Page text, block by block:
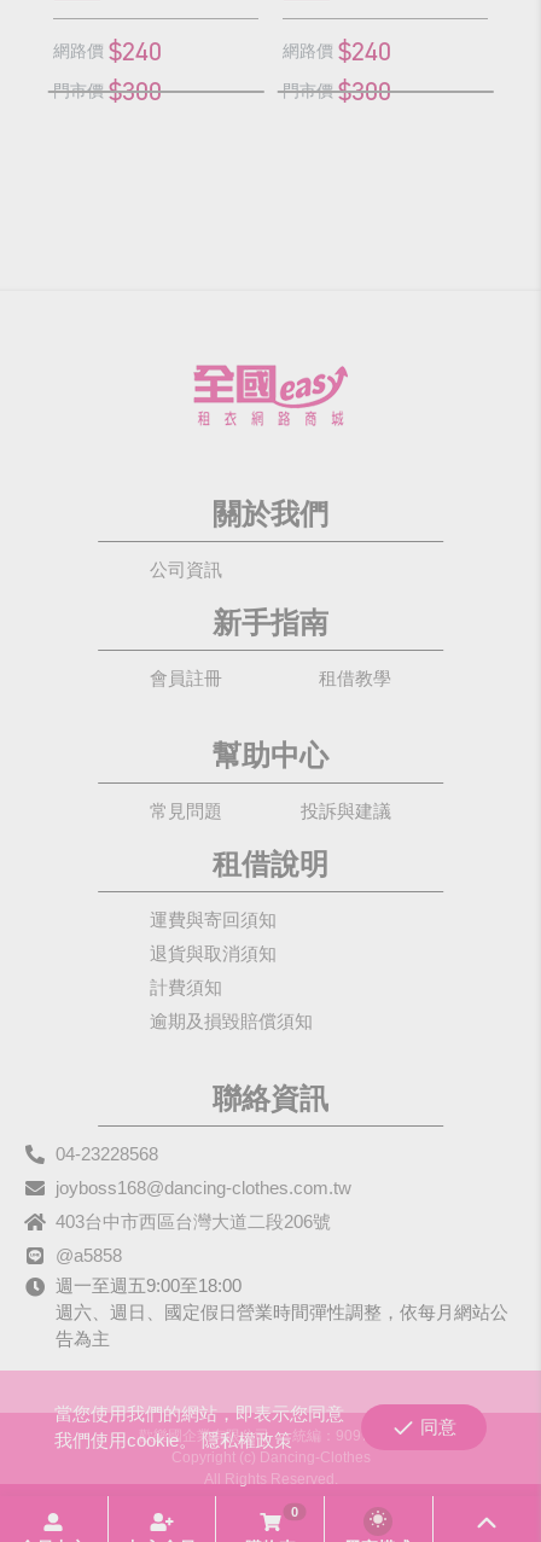
網路價 $240
門市價 $300
網路價 $240
門市價 $300
關於我們
公司資訊
新手指南
會員註冊 租借教學
幫助中心
常見問題 投訴與建議
租借說明
運費與寄回須知
退貨與取消須知
計費須知
逾期及損毀賠償須知
聯絡資訊
04-23228568
joyboss168@dancing-clothes.com.tw
403台中市西區台灣大道二段206號
@a5858
週一至週五9:00至18:00
週六、週日、國定假日營業時間彈性調整，依每月網站公
告為主
歡樂國企業有限公司
統編：90979680
Copyright (c) Dancing-Clothes
All Rights Reserved.
當您使用我們的網站，即表示您同意
我們使用cookie。隱私權政策
同意
0